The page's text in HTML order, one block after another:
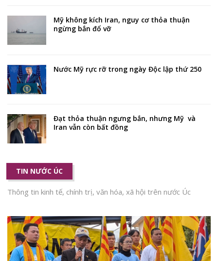
Mỹ không kích Iran, nguy cơ thỏa thuận
ngừng bắn đổ vỡ
Nước Mỹ rực rỡ trong ngày Độc lập thứ 250
Đạt thỏa thuận ngưng bắn, nhưng Mỹ và
Iran vẫn còn bất đồng
TIN NƯỚC ÚC
Thông tin kinh tế, chính trị, văn hóa, xã hội trên nước Úc